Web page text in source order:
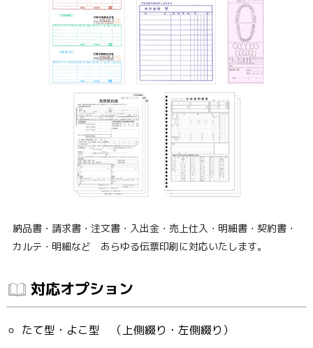
納品書・請求書・注文書・入出金・売上仕入・明細書・契約書・
カルテ・明細など あらゆる伝票印刷に対応いたします。
対応オプション
たて型・よこ型 （上側綴り・左側綴り）